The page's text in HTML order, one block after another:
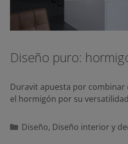
Diseño puro:
Duravit apuesta por combinar
el hormigón por su
Categorías
Diseño, Diseño interior y